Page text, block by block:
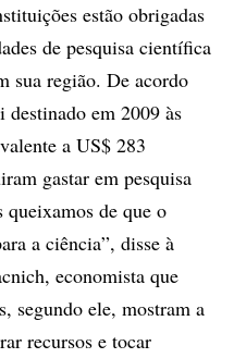
estão obrigadas
de pesquisa científica
sua região. De acordo
destinado em 2009 às
a US$ 283
gastar em pesquisa
de que o
a ciência”, disse à
economista que
segundo ele, mostram a
recursos e tocar